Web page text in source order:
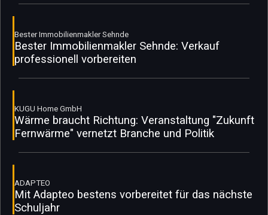
Bester Immobilienmakler Sehnde
Bester Immobilienmakler Sehnde: Verkauf
professionell vorbereiten
KUGU Home GmbH
Wärme braucht Richtung: Veranstaltung "Zukunft
Fernwärme" vernetzt Branche und Politik
ADAPTEO
Mit Adapteo bestens vorbereitet für das nächste
Schuljahr